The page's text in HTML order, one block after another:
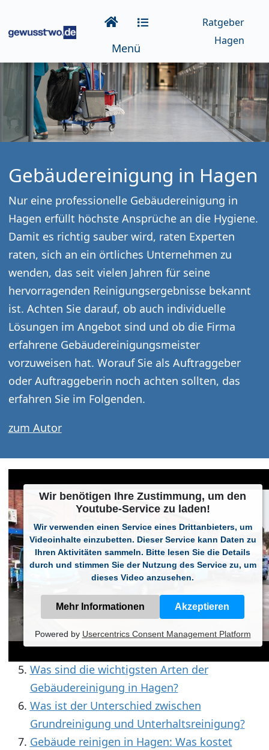
Menü
Ratgeber
Hagen
Gebäudereinigung in Hagen
Nur eine professionelle Gebäudereinigung in
Hagen erfüllt höchste Ansprüche an die Hygiene.
Damit es richtig sauber wird, raten Experten
raten, sich an ein örtliches Unternehmen zu
wenden, das seit vielen Jahren für seine
hervorragenden Reinigungsergebnisse bekannt
ist. Achten Sie darauf, ob auch individuelle
Lösungen im Angebot sind und ob die Firma
erfahrene Gebäudereinigungsmeister
vorzuweisen hat. Worauf Sie als Auftraggeber
oder Auftraggeberin noch achten sollten, das
erfahren Sie im Folgenden.
zum Autor
Wir benötigen Ihre Zustimmung, um den
Youtube-Service zu laden!
Wir verwenden einen Service eines Drittanbieters, um
Videoinhalte einzubetten. Dieser Service kann Daten zu
Ihren Aktivitäten sammeln. Bitte lesen Sie die Details
durch und stimmen Sie der Nutzung des Service zu, um
dieses Video anzusehen.
Mehr Informationen Akzeptieren
Powered by Usercentrics Consent Management Platform
Informationen zu den Themen:
Was fällt alles in die Kategorie
Gebäudereinigung?
Aufgelistet: Welche Objekte säubert die
Gebäudereinigung in Hagen?
Welche Qualitätsmerkmale zeichnen eine
seriöse Gebäudereinigung in Hagen aus?
Welche zusätzlichen Leistungen bietet ein
gutes Reinigungsunternehmen?
Was sind die wichtigsten Arten der
Gebäudereinigung in Hagen?
Was ist der Unterschied zwischen
Grundreinigung und Unterhaltsreinigung?
Gebäude reinigen in Hagen: Was kostet